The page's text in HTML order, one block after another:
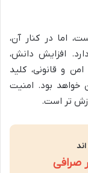
اما در کنار آن،
افزایش دانش،
و قانونی، کلید
خواهد بود. امنیت
تر است.
صرافی